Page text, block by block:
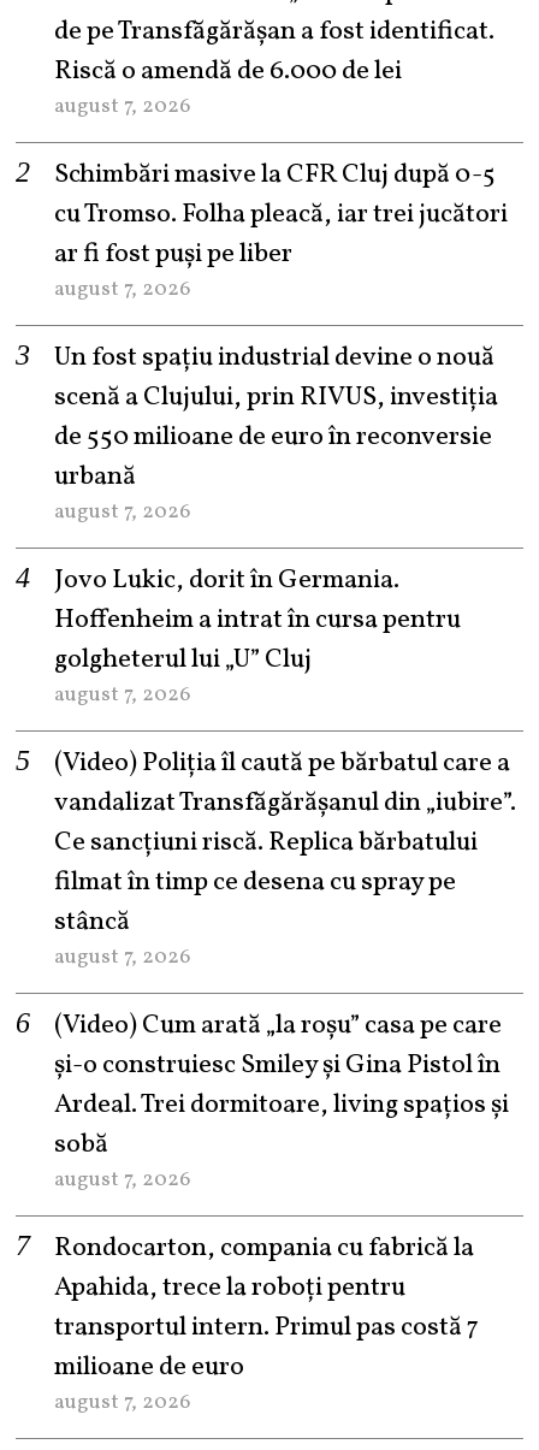
de pe Transfăgărășan a fost identificat.
Riscă o amendă de 6.000 de lei
august 7, 2026
Schimbări masive la CFR Cluj după 0-5
cu Tromso. Folha pleacă, iar trei jucători
ar fi fost puși pe liber
august 7, 2026
Un fost spațiu industrial devine o nouă
scenă a Clujului, prin RIVUS, investiția
de 550 milioane de euro în reconversie
urbană
august 7, 2026
Jovo Lukic, dorit în Germania.
Hoffenheim a intrat în cursa pentru
golgheterul lui „U” Cluj
august 7, 2026
(Video) Poliția îl caută pe bărbatul care a
vandalizat Transfăgărășanul din „iubire”.
Ce sancțiuni riscă. Replica bărbatului
filmat în timp ce desena cu spray pe
stâncă
august 7, 2026
(Video) Cum arată „la roşu” casa pe care
şi-o construiesc Smiley şi Gina Pistol în
Ardeal. Trei dormitoare, living spațios și
sobă
august 7, 2026
Rondocarton, compania cu fabrică la
Apahida, trece la roboți pentru
transportul intern. Primul pas costă 7
milioane de euro
august 7, 2026